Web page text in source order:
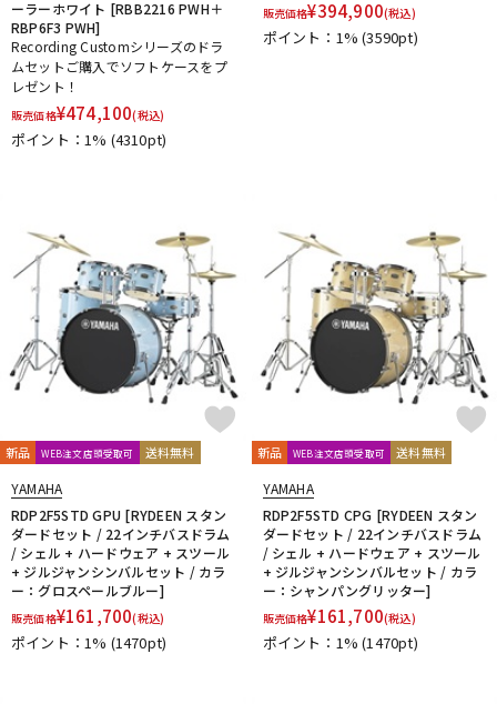
ーラーホワイト [RBB2216 PWH＋
RBP6F3 PWH]
Recording Customシリーズのドラ
ムセットご購入でソフトケースをプ
レゼント！
販売価格¥474,100(税込)
ポイント：1% (4310pt)
販売価格¥394,900(税込)
ポイント：1%(3590pt)
新品 WEB注文店頭受取可 送料無料
YAMAHA
RDP2F5STD GPU [RYDEEN スタン
ダードセット / 22インチバスドラム
/ シェル + ハードウェア + スツール
+ ジルジャンシンバルセット / カラ
ー：グロスペールブルー]
販売価格¥161,700(税込)
ポイント：1% (1470pt)
新品 WEB注文店頭受取可 送料無料
YAMAHA
RDP2F5STD CPG [RYDEEN スタン
ダードセット / 22インチバスドラム
/ シェル + ハードウェア + スツール
+ ジルジャンシンバルセット / カラ
ー：シャンパングリッター]
販売価格¥161,700(税込)
ポイント：1%(1470pt)